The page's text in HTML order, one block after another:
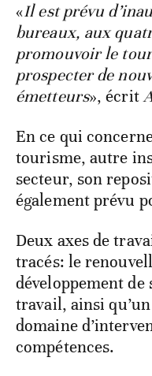
«Il est prévu
bureaux, aux
promouvoir le
prospecter de
émetteurs», écrit
En ce qui
tourisme, autre
secteur, son
également prévu
Deux axes de
tracés: le
développement de
travail, ainsi
domaine
compétences.